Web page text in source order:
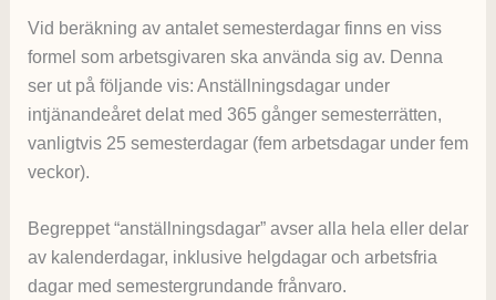
Vid beräkning av antalet semesterdagar finns en viss
formel som arbetsgivaren ska använda sig av. Denna
ser ut på följande vis: Anställningsdagar under
intjänandeåret delat med 365 gånger semesterrätten,
vanligtvis 25 semesterdagar (fem arbetsdagar under fem
veckor).
Begreppet “anställningsdagar” avser alla hela eller delar
av kalenderdagar, inklusive helgdagar och arbetsfria
dagar med semestergrundande frånvaro.